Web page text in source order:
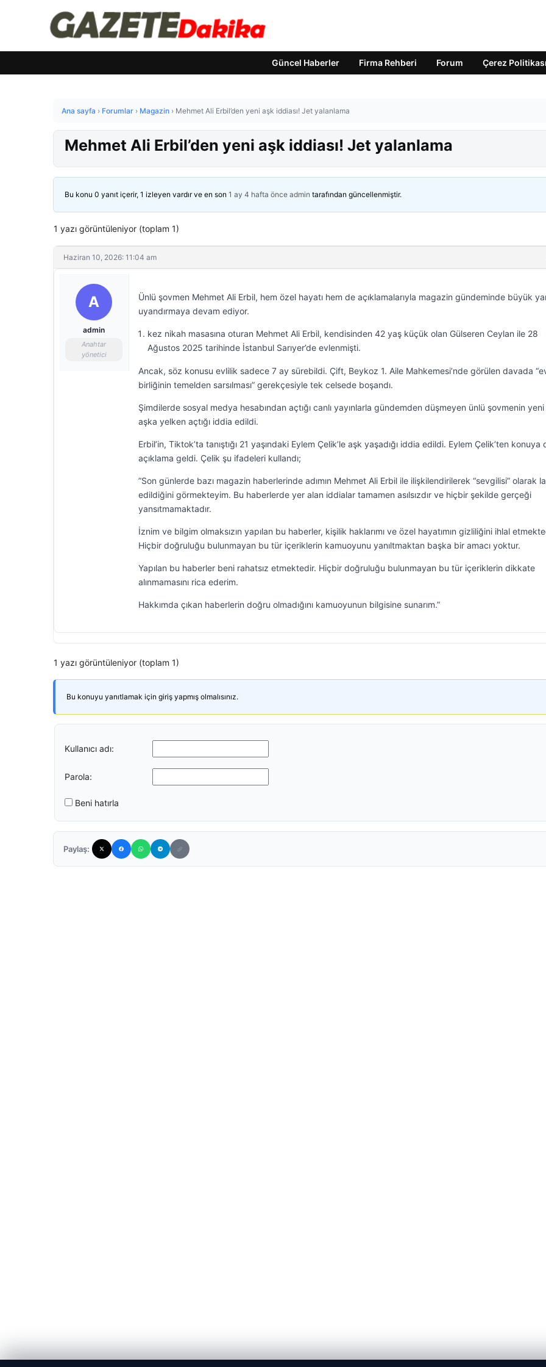
Güncel Haberler Firma Rehberi Forum Çerez Politikası
Ana sayfa › Forumlar › Magazin › Mehmet Ali Erbil’den yeni aşk iddiası! Jet yalanlama
Mehmet Ali Erbil’den yeni aşk iddiası! Jet yalanlama
Bu konu 0 yanıt içerir, 1 izleyen vardır ve en son 1 ay 4 hafta önce admin tarafından güncellenmiştir.
1 yazı görüntüleniyor (toplam 1)
Haziran 10, 2026: 11:04 am
A
admin
Anahtar
yönetici
Ünlü şovmen Mehmet Ali Erbil, hem özel hayatı hem de açıklamalarıyla magazin gündeminde büyük
uyandırmaya devam ediyor.
kez nikah masasına oturan Mehmet Ali Erbil, kendisinden 42 yaş küçük olan Gülseren Ceylan ile 28
Ağustos 2025 tarihinde İstanbul Sarıyer’de evlenmişti.
Ancak, söz konusu evlilik sadece 7 ay sürebildi. Çift, Beykoz 1. Aile Mahkemesi’nde görülen davada
birliğinin temelden sarsılması” gerekçesiyle tek celsede boşandı.
Şimdilerde sosyal medya hesabından açtığı canlı yayınlarla gündemden düşmeyen ünlü şovmenin
aşka yelken açtığı iddia edildi.
Erbil’in, Tiktok’ta tanıştığı 21 yaşındaki Eylem Çelik’le aşk yaşadığı iddia edildi. Eylem Çelik’ten konuya
açıklama geldi. Çelik şu ifadeleri kullandı;
”Son günlerde bazı magazin haberlerinde adımın Mehmet Ali Erbil ile ilişkilendirilerek “sevgilisi” olarak
edildiğini görmekteyim. Bu haberlerde yer alan iddialar tamamen asılsızdır ve hiçbir şekilde gerçeği
yansıtmamaktadır.
İznim ve bilgim olmaksızın yapılan bu haberler, kişilik haklarımı ve özel hayatımın gizliliğini ihlal
Hiçbir doğruluğu bulunmayan bu tür içeriklerin kamuoyunu yanıltmaktan başka bir amacı yoktur.
Yapılan bu haberler beni rahatsız etmektedir. Hiçbir doğruluğu bulunmayan bu tür içeriklerin dikkate
alınmamasını rica ederim.
Hakkımda çıkan haberlerin doğru olmadığını kamuoyunun bilgisine sunarım.”
1 yazı görüntüleniyor (toplam 1)
Bu konuyu yanıtlamak için giriş yapmış olmalısınız.
Kullanıcı adı:
Parola:
Beni hatırla
Paylaş: